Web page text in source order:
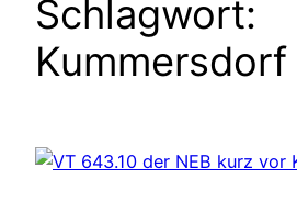
Schlagwort:
Kummersdorf